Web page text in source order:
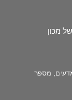
מכון
מספר